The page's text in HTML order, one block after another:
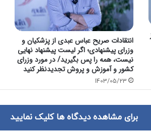
انتقادات صریح عباس عبدی از پزشکیان و
وزرای پیشنهادی؛ اگر لیست پیشنهاد نهایی
نیست، همه را پس بگیرید/ در مورد وزرای
کشور و آموزش و پروش تجدیدنظر کنید
1403/05/23
برای مشاهده دیدگاه ها کلیک نمایید